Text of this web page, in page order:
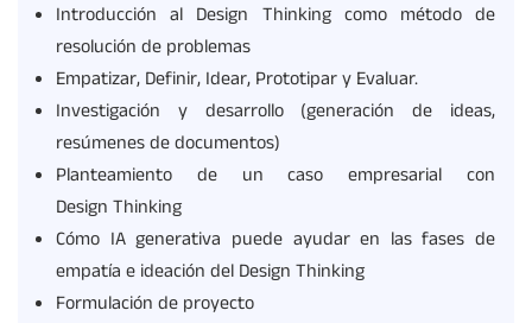
Introducción al Design Thinking como método de
resolución de problemas
Empatizar, Definir, Idear, Prototipar y Evaluar.
Investigación y desarrollo (generación de ideas,
resúmenes de documentos)
Planteamiento de un caso empresarial con
Design Thinking
Cómo IA generativa puede ayudar en las fases de
empatía e ideación del Design Thinking
Formulación de proyecto